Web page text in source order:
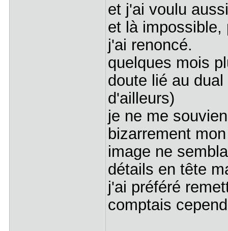
et j'ai voulu
et là impossible,
j'ai renoncé.
quelques mois
doute lié au
d'ailleurs)
je ne me
bizarrement
image ne
détails en tête
j'ai préféré
comptais